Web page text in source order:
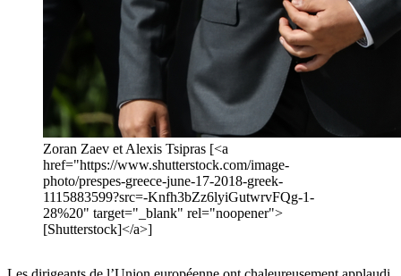
Zoran Zaev et Alexis Tsipras [<a
href="https://www.shutterstock.com/image-
photo/prespes-greece-june-17-2018-greek-
1115883599?src=-Knfh3bZz6lyiGutwrvFQg-1-
28%20" target="_blank" rel="noopener">
[Shutterstock]</a>]